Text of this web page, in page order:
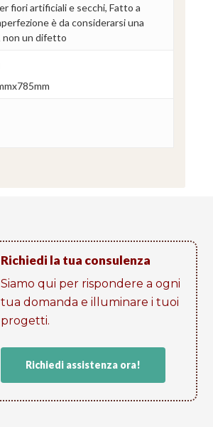
fiori artificiali e secchi, Fatto a
è da considerarsi una
non un difetto
Richiedi la tua consulenza
Siamo qui per rispondere a ogni
tua domanda e illuminare i tuoi
progetti​.
Richiedi assistenza ora!